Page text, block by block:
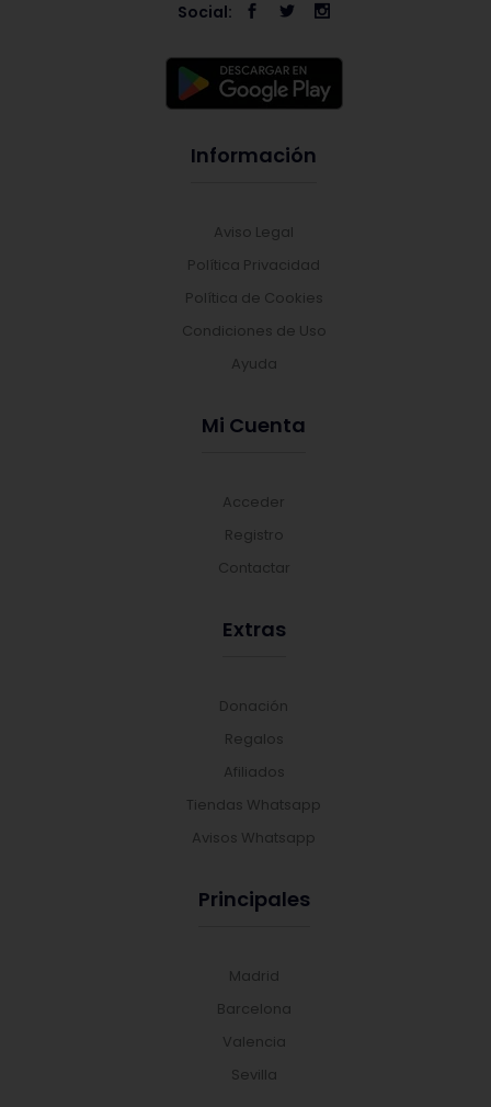
Social:
Información
Aviso Legal
Política Privacidad
Política de Cookies
Condiciones de Uso
Ayuda
Mi Cuenta
Acceder
Registro
Contactar
Extras
Donación
Regalos
Afiliados
Tiendas Whatsapp
Avisos Whatsapp
Principales
Madrid
Barcelona
Valencia
Sevilla